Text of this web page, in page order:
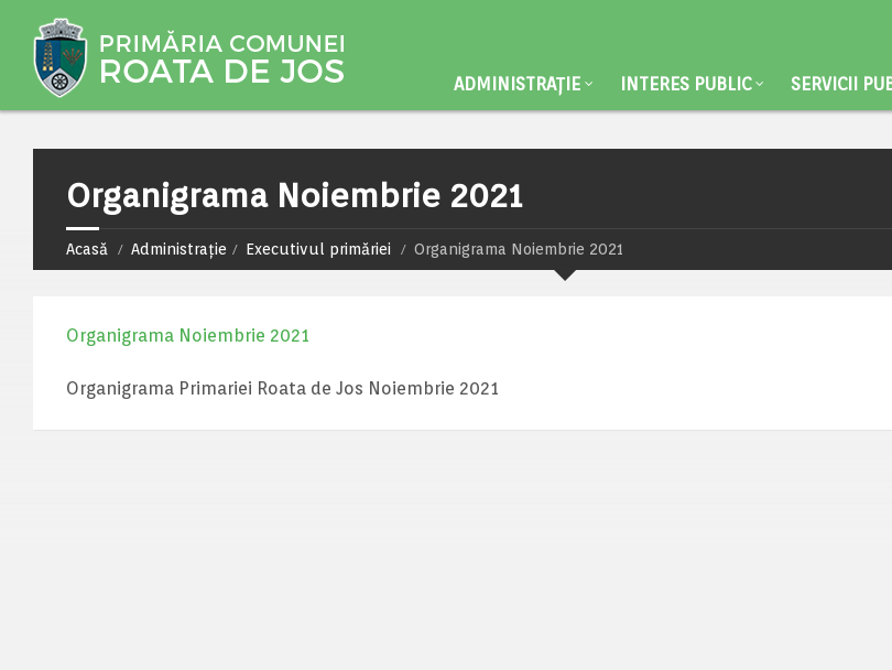
ADMINISTRAȚIE INTERES PUBLIC SERVICII
Organigrama Noiembrie 2021
Acasă Administrație Executivul primăriei Organigrama Noiembrie 2021
Organigrama Noiembrie 2021
Organigrama Primariei Roata de Jos Noiembrie 2021